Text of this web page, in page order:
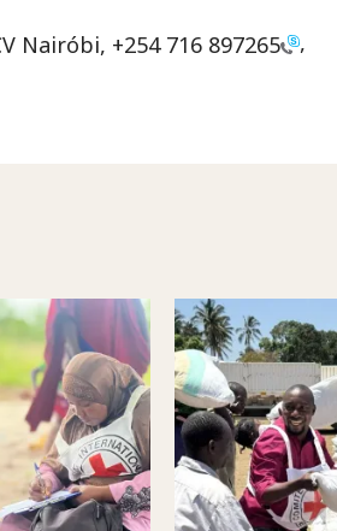
Nairóbi, +254 716 897265
,